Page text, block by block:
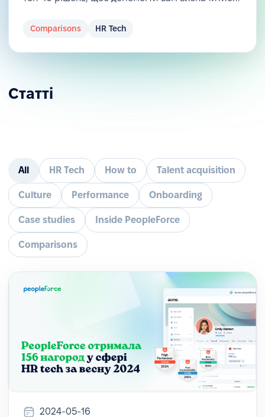
Comparisons HR Tech
Статті
All HR Tech How to Talent acquisition
Culture Performance Onboarding
Case studies Inside PeopleForce
Comparisons
2024-05-16